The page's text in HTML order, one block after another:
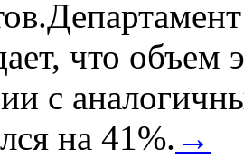
что объем
с
на 41%. →